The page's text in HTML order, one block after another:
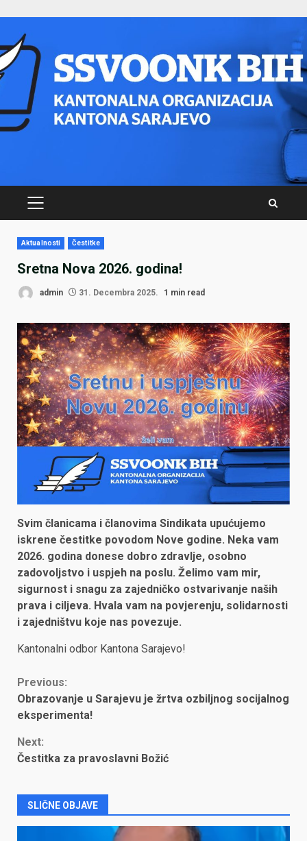
content
PRIMARY
Aktualnosti Čestitke
Sretna Nova 2026. godina!
admin 31. Decembra 2025. 1 min read
Svim članicama i članovima Sindikata upućujemo
iskrene čestitke povodom Nove godine. Neka vam
2026. godina donese dobro zdravlje, osobno
zadovoljstvo i uspjeh na poslu. Želimo vam mir,
sigurnost i snagu za zajedničko ostvarivanje naših
prava i ciljeva. Hvala vam na povjerenju, solidarnosti
i zajedništvu koje nas povezuje.
Kantonalni odbor Kantona Sarajevo!
Continue
Reading
Previous:
Obrazovanje u Sarajevu je žrtva ozbiljnog socijalnog
eksperimenta!
Next:
Čestitka za pravoslavni Božić
SLIČNE OBJAVE